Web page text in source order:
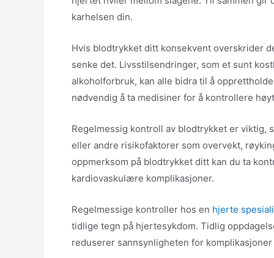
karhelsen din.
Hvis blodtrykket ditt konsekvent overskrider
senke det. Livsstilsendringer, som et sunt
alkoholforbruk, kan alle bidra til å
nødvendig å ta medisiner for å kontrollere
Regelmessig kontroll av blodtrykket er viktig,
eller andre risikofaktorer som overvekt,
oppmerksom på blodtrykket ditt kan du ta
kardiovaskulære komplikasjoner.
Regelmessige kontroller hos en hjerte
tidlige tegn på hjertesykdom. Tidlig
reduserer sannsynligheten for